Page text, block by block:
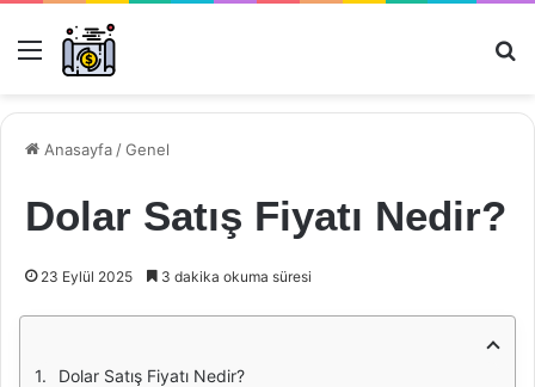
Menü
Anasayfa /Genel
Dolar Satış Fiyatı Nedir?
23 Eylül 2025 3 dakika okuma süresi
Dolar Satış Fiyatı Nedir?